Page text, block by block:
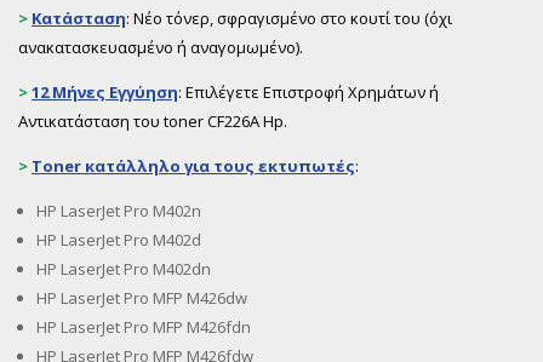
> Κατάσταση: Νέο τόνερ, σφραγισμένο στο κουτί του (όχι
ανακατασκευασμένο ή αναγομωμένο).
>12 Μήνες Εγγύηση: Επιλέγετε Επιστροφή Χρημάτων ή
Αντικατάσταση του toner CF226A Hp.
> Toner κατάλληλο για τους εκτυπωτές:
HP LaserJet Pro M402n
HP LaserJet Pro M402d
HP LaserJet Pro M402dn
HP LaserJet Pro MFP M426dw
HP LaserJet Pro MFP M426fdn
HP LaserJet Pro MFP M426fdw